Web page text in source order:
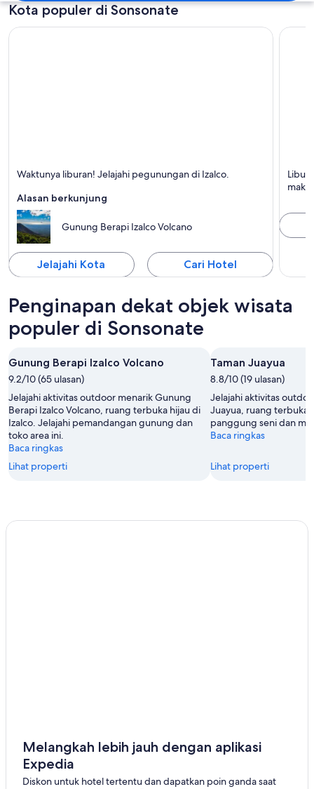
Kota populer di Sonsonate
Terkenal dengan Pegunungan, Taman Alam, dan
Alam
Waktunya liburan! Jelajahi pegunungan di Izalco.
Alasan berkunjung
Gunung Berapi Izalco Volcano
Jelajahi Kota Cari Hotel
Penginapan dekat objek wisata
populer di Sonsonate
Gunung Berapi Izalco Volcano
9.2/10 (65 ulasan)
Jelajahi aktivitas outdoor menarik Gunung
Berapi Izalco Volcano, ruang terbuka hijau di
Izalco. Jelajahi pemandangan gunung dan
toko area ini.
Baca ringkas
Lihat properti
Taman Juayua
8.8/10 (19 ulasan)
Jelajahi aktivitas
Juayua, ruang terbuka
panggung seni dan
Baca ringkas
Lihat properti
Melangkah lebih jauh dengan aplikasi
Expedia
Diskon untuk hotel tertentu dan dapatkan poin ganda saat